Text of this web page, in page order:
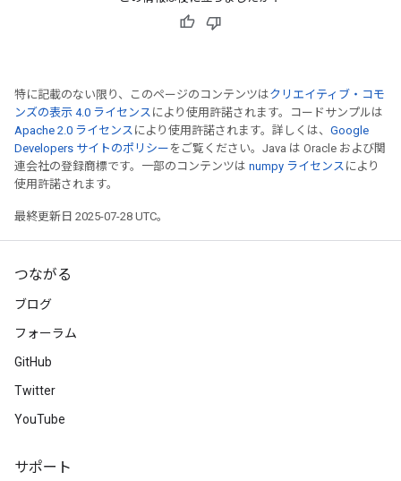
特に記載のない限り、このページのコンテンツはクリエイティブ・コモ
ンズの表示 4.0 ライセンス により使用許諾されます。コードサンプルは
Apache 2.0 ライセンス により使用許諾されます。詳しくは、 Google
Developers サイトのポリシー をご覧ください。Java は Oracle および関
連会社の登録商標です。一部のコンテンツは numpy ライセンス により
使用許諾されます。
最終更新日 2025-07-28 UTC。
つながる
ブログ
フォーラム
GitHub
Twitter
YouTube
サポート